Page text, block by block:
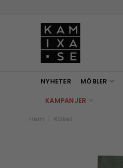
NYHETER MÖBLER
KAMPANJER
Hem Köket